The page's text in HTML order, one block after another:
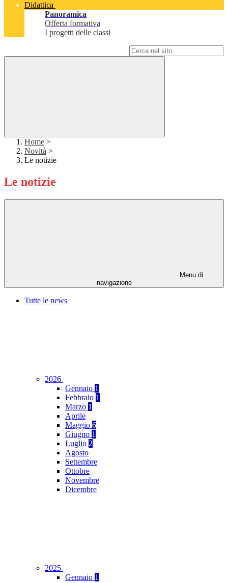
Didattica
Panoramica
Offerta formativa
I progetti delle classi
Home >
Novità >
Le notizie
Le notizie
Menu di
navigazione
Tutte le news
2026
Gennaio 1
Febbraio 1
Marzo 1
Aprile
Maggio 6
Giugno 1
Luglio 2
Agosto
Settembre
Ottobre
Novembre
Dicembre
2025
Gennaio 1